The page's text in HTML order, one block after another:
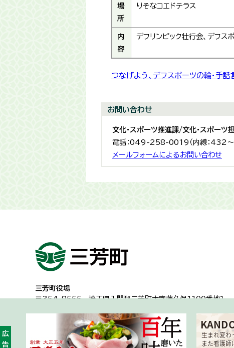
場
所
りそなコエドテラス
内
容
デフリンピック壮行会、デフス
つなげよう、デフスポーツの輪・手
お問い合わせ
文化・スポーツ推進課/文化・スポーツ
電話：049-258-0019（内線：
メールフォームによるお問い合わせ
三芳町役場
〒354-8555埼玉県入間郡三芳町大字藤久保1100番地１
一般的な業務時間8時30分から17時15分（土日祝日及び年末
開庁時間・アクセス 各課への問い合わせ
広告